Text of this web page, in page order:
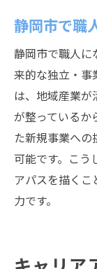
静岡市で職
静岡市で職人に
来的な独立・事
は、地域産業
が整っているか
た新規事業へ
可能です。こう
アパスを描く
力です。